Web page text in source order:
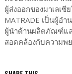
ผู้ส่งออกของมาเลเ
MATRADE เป็นผู้อ
ผู้นำด้านผลิตภัณฑ์แล
สอดคล้องกับความพ